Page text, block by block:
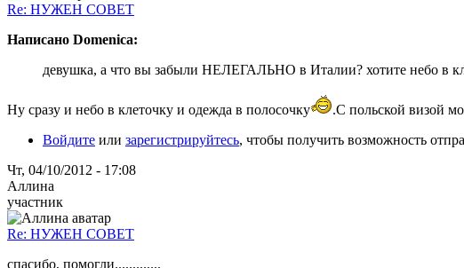
Re: НУЖЕН СОВЕТ
Написано Domenica:
девушка, а что вы забыли НЕЛЕГАЛЬНО в Италии? хотите небо в
Ну сразу и небо в клеточку и одежда в полосочку
.С польской визой
Войдите или зарегистрируйтесь, чтобы получить возможность
Чт, 04/10/2012 - 17:08
Аллина
участник
Re: НУЖЕН СОВЕТ
спасибо, помогли.............